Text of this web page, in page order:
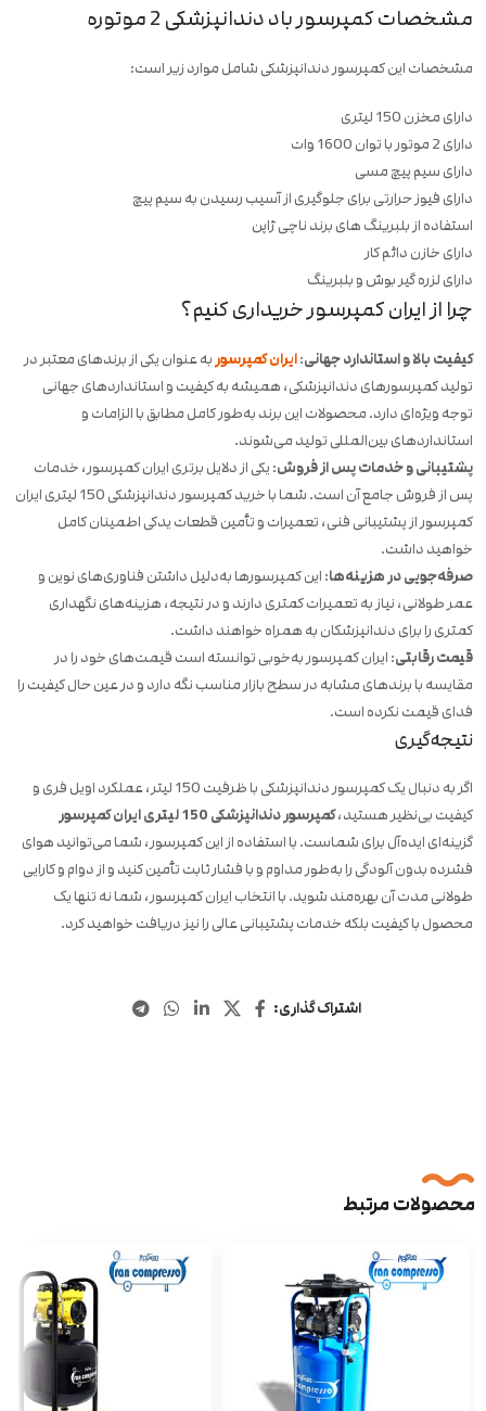
مشخصات کمپرسور باد دندانپزشکی 2 موتوره
مشخصات این کمپرسور دندانپزشکی شامل موارد زیر است:
دارای مخزن 150 لیتری
دارای 2 موتور با توان 1600 وات
دارای سیم پیچ مسی
دارای فیوز حرارتی برای جلوگیری از آسیب رسیدن به سیم پیچ
استفاده از بلبرینگ های برند ناچی ژاپن
دارای خازن دائم کار
دارای لزره گیر بوش و بلبرینگ
چرا از ایران کمپرسور خریداری کنیم؟
کیفیت بالا و استاندارد جهانی:ایران کمپرسور به عنوان یکی از برندهای معتبر در
تولید کمپرسورهای دندانپزشکی، همیشه به کیفیت و استانداردهای جهانی
توجه ویژه‌ای دارد. محصولات این برند به‌طور کامل مطابق با الزامات و
استانداردهای بین‌المللی تولید می‌شوند.
پشتیبانی و خدمات پس از فروش: یکی از دلایل برتری ایران کمپرسور، خدمات
پس از فروش جامع آن است. شما با خرید کمپرسور دندانپزشکی 150 لیتری ایران
کمپرسور از پشتیبانی فنی، تعمیرات و تأمین قطعات یدکی اطمینان کامل
خواهید داشت.
صرفه‌جویی در هزینه‌ها: این کمپرسورها به‌دلیل داشتن فناوری‌های نوین و
عمر طولانی، نیاز به تعمیرات کمتری دارند و در نتیجه، هزینه‌های نگهداری
کمتری را برای دندانپزشکان به همراه خواهند داشت.
قیمت رقابتی: ایران کمپرسور به‌خوبی توانسته است قیمت‌های خود را در
مقایسه با برندهای مشابه در سطح بازار مناسب نگه دارد و در عین حال کیفیت را
فدای قیمت نکرده است.
نتیجه‌گیری
اگر به دنبال یک کمپرسور دندانپزشکی با ظرفیت 150 لیتر، عملکرد اویل فری و
کیفیت بی‌نظیر هستید،کمپرسور دندانپزشکی 150 لیتری ایران کمپرسور
گزینه‌ای ایده‌آل برای شماست. با استفاده از این کمپرسور، شما می‌توانید هوای
فشرده بدون آلودگی را به‌طور مداوم و با فشار ثابت تأمین کنید و از دوام و کارایی
طولانی مدت آن بهره‌مند شوید. با انتخاب ایران کمپرسور، شما نه تنها یک
محصول با کیفیت بلکه خدمات پشتیبانی عالی را نیز دریافت خواهید کرد.
اشتراک گذاری:
محصولات مرتبط